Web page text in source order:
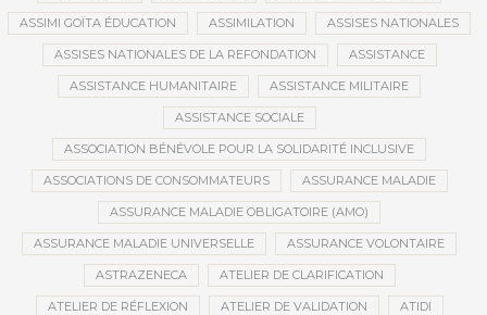
ASSIMI GOÏTA ÉDUCATION ASSIMILATION ASSISES NATIONALES
ASSISES NATIONALES DE LA REFONDATION ASSISTANCE
ASSISTANCE HUMANITAIRE ASSISTANCE MILITAIRE
ASSISTANCE SOCIALE
ASSOCIATION BÉNÉVOLE POUR LA SOLIDARITÉ INCLUSIVE
ASSOCIATIONS DE CONSOMMATEURS ASSURANCE MALADIE
ASSURANCE MALADIE OBLIGATOIRE (AMO)
ASSURANCE MALADIE UNIVERSELLE ASSURANCE VOLONTAIRE
ASTRAZENECA ATELIER DE CLARIFICATION
ATELIER DE RÉFLEXION ATELIER DE VALIDATION ATIDI